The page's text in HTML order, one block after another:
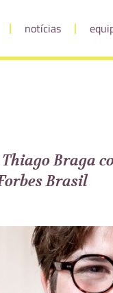
notícias
Thiago Braga
Brasil